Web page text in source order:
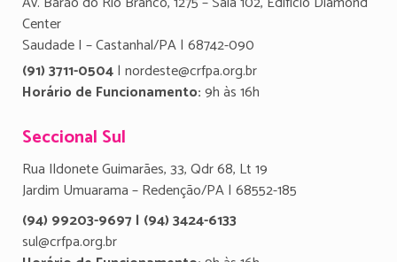
Center
Saudade I – Castanhal/PA | 68742-090
(91) 3711-0504| nordeste@crfpa.org.br
Horário de Funcionamento:9h às 16h
Seccional Sul
Rua Ildonete Guimarães, 33, Qdr 68, Lt 19
Jardim Umuarama – Redenção/PA | 68552-185
(94) 99203-9697 | (94) 3424-6133
sul@crfpa.org.br